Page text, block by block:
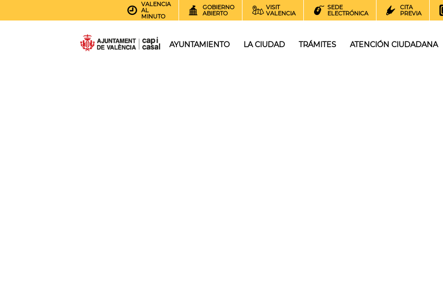
VALENCIA
AL
MINUTO
GOBIERNO
ABIERTO
VISIT
VALENCIA
SEDE
ELECTRÓNICA
CITA
PREVIA
AYUNTAMIENTO LA CIUDAD TRÁMITES ATENCIÓN CIUDADANA